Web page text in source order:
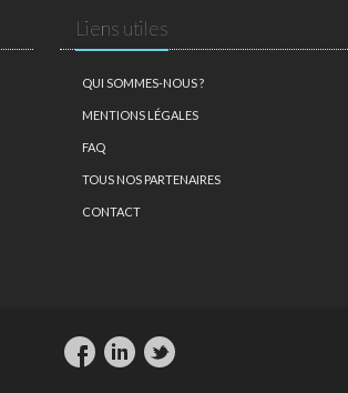
Liens utiles
QUI SOMMES-NOUS ?
MENTIONS LÉGALES
FAQ
TOUS NOS PARTENAIRES
CONTACT